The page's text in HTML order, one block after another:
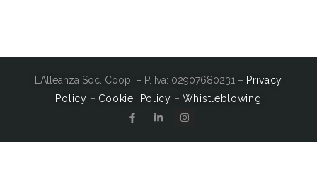
L’Alleanza Soc. Coop. – P. Iva: 02907680231 – Privacy
Policy – Cookie Policy – Whistleblowing